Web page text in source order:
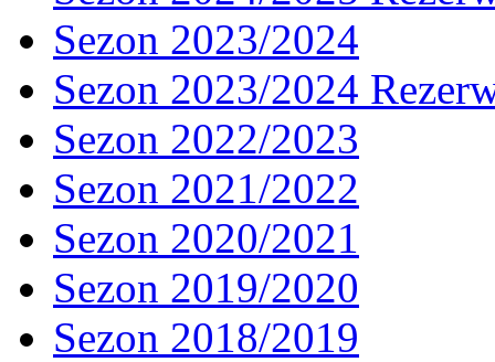
Sezon 2023/2024
Sezon 2023/2024
Sezon 2022/2023
Sezon 2021/2022
Sezon 2020/2021
Sezon 2019/2020
Sezon 2018/2019